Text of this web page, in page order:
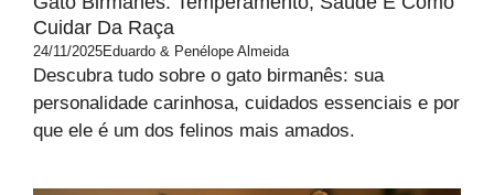
Cuidar Da Raça
24/11/2025Eduardo & Penélope Almeida
Descubra tudo sobre o gato birmanês: sua
personalidade carinhosa, cuidados essenciais e por
que ele é um dos felinos mais amados.